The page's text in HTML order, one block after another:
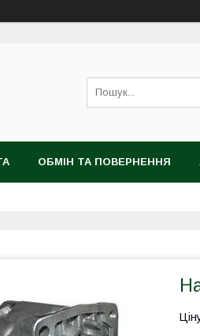
ОБМІН ТА ПОВЕРНЕННЯ